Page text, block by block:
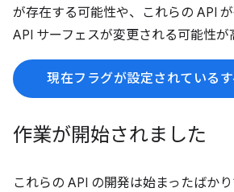
が存在する可能性や、これらの API が
API サーフェスが変更される可能性が
現在フラグが設定されている
作業が開始されました
これらの API の開発は始まったばか